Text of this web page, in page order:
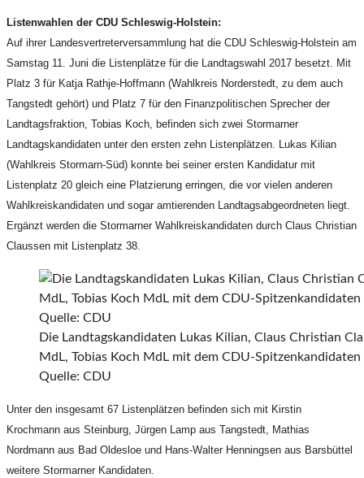
Listenwahlen der CDU Schleswig-Holstein:
Auf ihrer Landesvertreterversammlung hat die CDU Schleswig-Holstein am
Samstag 11. Juni die Listenplätze für die Landtagswahl 2017 besetzt. Mit
Platz 3 für Katja Rathje-Hoffmann (Wahlkreis Norderstedt, zu dem auch
Tangstedt gehört) und Platz 7 für den Finanzpolitischen Sprecher der
Landtagsfraktion, Tobias Koch, befinden sich zwei Stormarner
Landtagskandidaten unter den ersten zehn Listenplätzen. Lukas Kilian
(Wahlkreis Stormarn-Süd) konnte bei seiner ersten Kandidatur mit
Listenplatz 20 gleich eine Platzierung erringen, die vor vielen anderen
Wahlkreiskandidaten und sogar amtierenden Landtagsabgeordneten liegt.
Ergänzt werden die Stormarner Wahlkreiskandidaten durch Claus Christian
Claussen mit Listenplatz 38.
Die Landtagskandidaten Lukas Kilian, Claus Christian
MdL, Tobias Koch MdL mit dem CDU-
Quelle: CDU
Unter den insgesamt 67 Listenplätzen befinden sich mit Kirstin
Krochmann aus Steinburg, Jürgen Lamp aus Tangstedt, Mathias
Nordmann aus Bad Oldesloe und Hans-Walter Henningsen aus Barsbüttel
weitere Stormarner Kandidaten.